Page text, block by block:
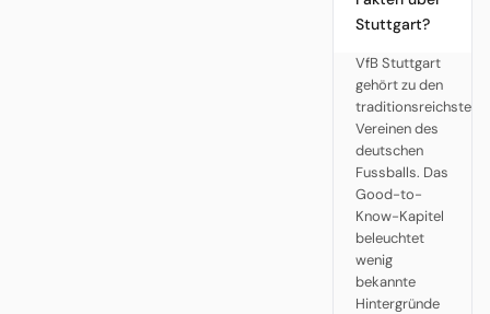
Stuttgart?
VfB Stuttgart
gehört zu den
traditionsreichsten
Vereinen des
deutschen
Fussballs. Das
Good-to-
Know-Kapitel
beleuchtet
wenig
bekannte
Hintergründe